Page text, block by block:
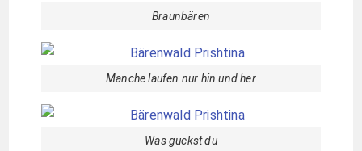
Braunbären
Manche laufen nur hin und her
Was guckst du